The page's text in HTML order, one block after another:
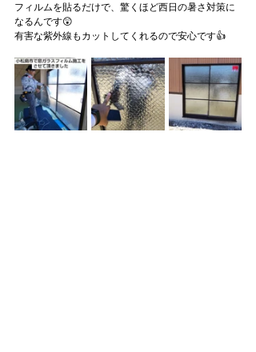
フィルムを貼るだけで、驚くほど西日の暑さ対策に
なるんです😲
有害な紫外線もカットしてくれるので安心です👍